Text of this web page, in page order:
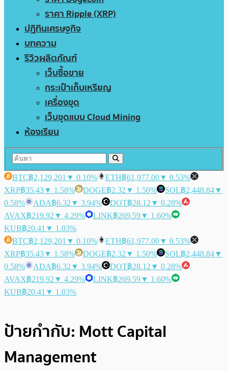
ราคา Ripple (XRP)
ปฏิทินเศรษฐกิจ
บทความ
รีวิวผลิตภัณฑ์
เว็บซื้อขาย
กระเป๋าเก็บเหรียญ
เครื่องขุด
เว็บขุดแบบ Cloud Mining
ห้องเรียน
BTC฿2,129,201 ▼ 0.10% ETH฿61,977.00▼ 0.53%
XRP฿35.43▼ 1.58% DOGE฿2.32 ▼ 1.50% SOL฿2,448.84▼
0.58%
ADA฿6.32 ▼ 3.94% DOT฿28.12 ▼ 0.28%
AVAX฿219.92 ▼ 4.29% LINK฿269.59▼ 1.60%
KUB฿20.41 ▼ 1.03%
BTC฿2,129,201 ▼ 0.10% ETH฿61,977.00▼ 0.53%
XRP฿35.43▼ 1.58% DOGE฿2.32 ▼ 1.50% SOL฿2,448.84▼
0.58%
ADA฿6.32 ▼ 3.94% DOT฿28.12 ▼ 0.28%
AVAX฿219.92 ▼ 4.29% LINK฿269.59▼ 1.60%
KUB฿20.41 ▼ 1.03%
ป้ายกำกับ: Mott Capital
Management